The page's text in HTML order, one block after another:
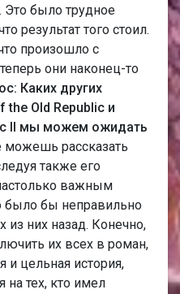
Это было трудное
результат того стоил.
произошло с
они наконец-то
Каких других
Old Republic и
II мы можем ожидать
можешь рассказать
также его
важным
было бы неправильно
из них назад. Конечно,
их всех в роман,
и цельная история,
на тех, кто имел